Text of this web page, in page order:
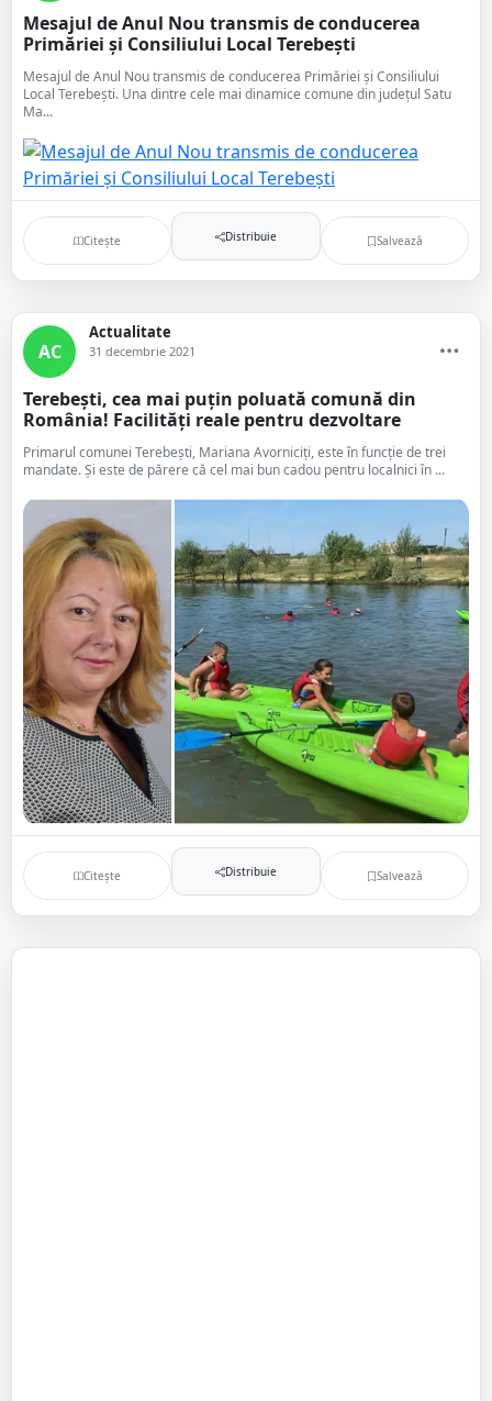
Mesajul de Anul Nou transmis de conducerea
Primăriei și Consiliului Local Terebești
Mesajul de Anul Nou transmis de conducerea Primăriei și Consiliului
Local Terebești. Una dintre cele mai dinamice comune din județul Satu
Ma...
Citește Distribuie Salvează
AC
Actualitate
31 decembrie 2021
Terebești, cea mai puțin poluată comună din
România! Facilități reale pentru dezvoltare
Primarul comunei Terebești, Mariana Avorniciți, este în funcție de trei
mandate. Și este de părere că cel mai bun cadou pentru localnici în ...
Citește Distribuie Salvează